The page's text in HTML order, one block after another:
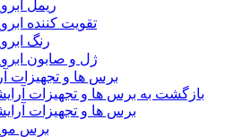
ریمل ابرو
تقویت کننده ابرو
رنگ ابرو
ژل و صابون ابرو
برس ها و تجهیزات
بازگشت به برس ها و تجهیزات
برس ها و تجهیزات
برس مو